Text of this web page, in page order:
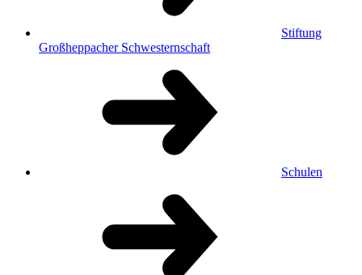
Stiftung
Großheppacher Schwesternschaft
Schulen